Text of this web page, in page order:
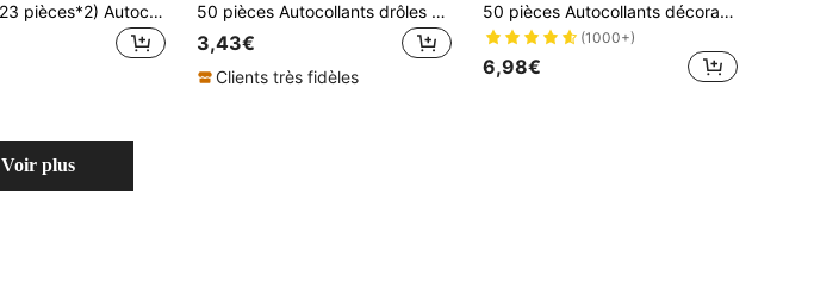
46 pièces (23 pièces*2) Autocollants d'amour, autocollants d'expression d'amour, expressions d'amour riches, autocollants décoratifs simples et élégants, auto-adhésifs et beaux. Convient aux couples pour décorer les albums photo, les journaux intimes, les tasses, les ordinateurs portables et les téléphones pour exprimer leur amour 50 pièces Autocollants drôles de chat mème Cadeau Décoration de dessin animé Scrapbooking Ordinateur portable Bagage Guitare Tasse Coque de téléphone Décalcomanie DIY Fournitures scolaires
3,43€
Clients très fidèles
50 pièces Autocollants décoratifs DIY pour maison, autocollants d'aménagement paysager, autocollants de scène (comprend 20 scènes, 30 matériaux), livré avec 2 pinces, autocollants de miniature 3D de maison et de micro-paysage pour le scrapbooking DIY, autocollants de paysage, autocollants de manuel, autocollants de petite scène de maison, réutilisables, plusieurs tailles disponibles
(1000+)
6,98€
Voir plus